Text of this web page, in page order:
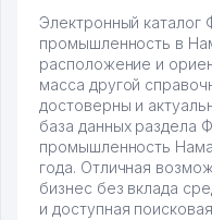
Электронный каталог
промышленность в
расположение и
масса другой
достоверны и
база данных раздела
промышленность
года. Отличная
бизнес без вклада
и доступная